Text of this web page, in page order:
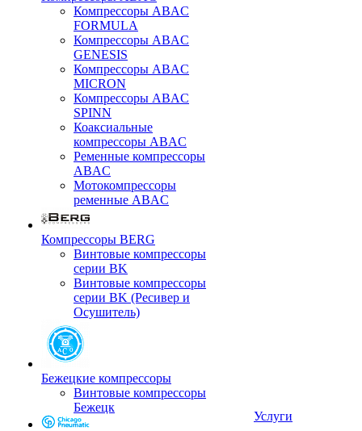
Компрессоры ABAC
FORMULA
Компрессоры ABAC
GENESIS
Компрессоры ABAC
MICRON
Компрессоры ABAC
SPINN
Коаксиальные
компрессоры ABAC
Ременные компрессоры
ABAC
Мотокомпрессоры
ременные ABAC
Компрессоры BERG
Винтовые компрессоры
серии BK
Винтовые компрессоры
серии BK (Ресивер и
Осушитель)
Бежецкие компрессоры
Винтовые компрессоры
Бежецк
Услуги